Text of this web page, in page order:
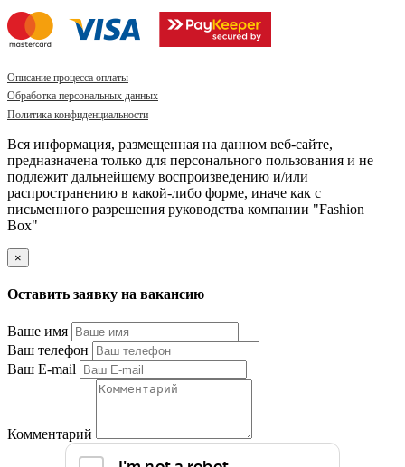
Описание процесса оплаты
Обработка персональных данных
Политика конфиденциальности
Вся информация, размещенная на данном веб-сайте,
предназначена только для персонального пользования и не
подлежит дальнейшему воспроизведению и/или
распространению в какой-либо форме, иначе как с
письменного разрешения руководства компании "Fashion
Box"
×
Оставить заявку на вакансию
Ваше имя
Ваш телефон
Ваш E-mail
Комментарий